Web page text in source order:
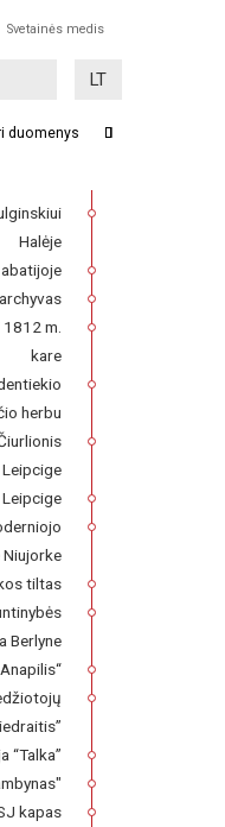
Svetainės medis
LT
duomenys
Halėje
m.
kare
herbu
Leipcige
Niujorke
tiltas
Berlyne
“Talka”
kapas